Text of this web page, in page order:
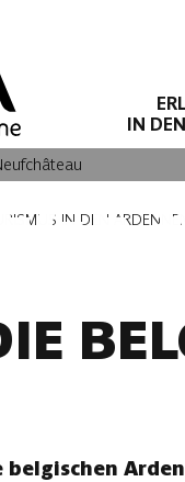
IN
IN DEN
belgischen